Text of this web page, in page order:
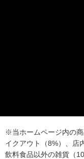
※当ホームページ内の
イクアウト（8%）、店
飲料食品以外の雑貨（